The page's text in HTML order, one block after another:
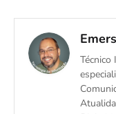
Técnico